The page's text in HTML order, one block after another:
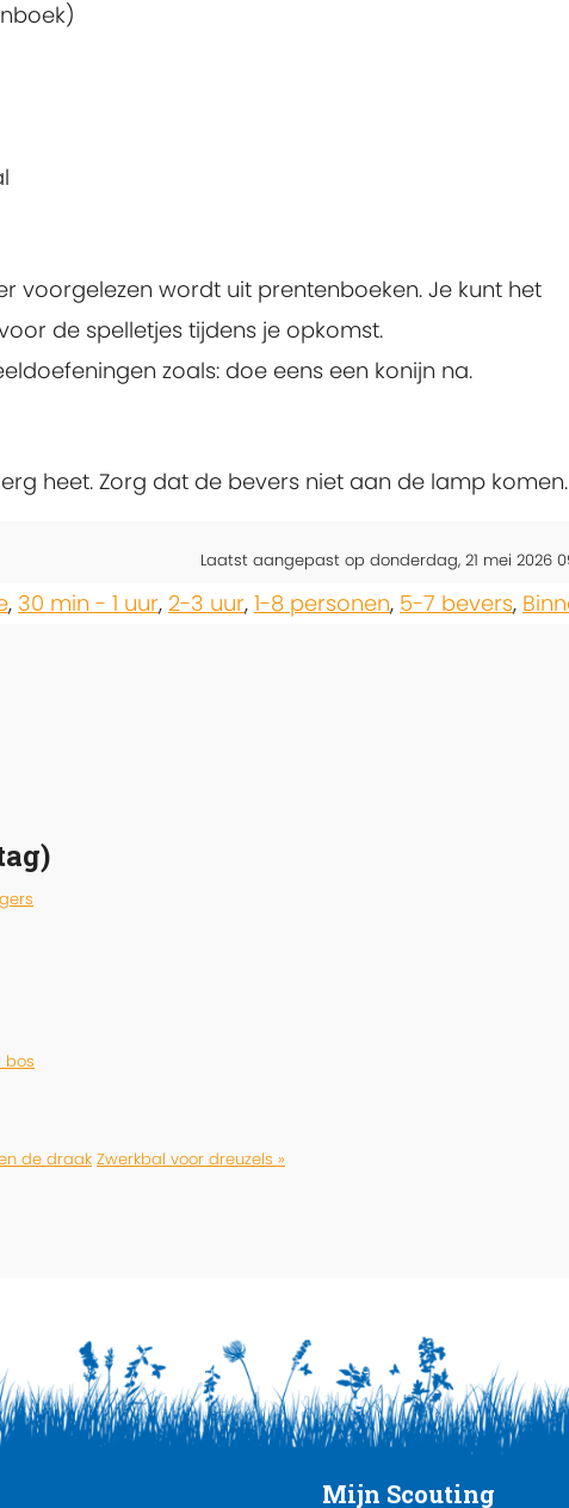
voorgelezen wordt uit prentenboeken. Je kunt het
de spelletjes tijdens je opkomst.
zoals: doe eens een konijn na.
heet. Zorg dat de bevers niet aan de lamp komen.
Laatst aangepast op donderdag, 21 mei 2026
, 30 min - 1 uur, 2-3 uur, 1-8 personen, 5-7 bevers,
bos
de draak Zwerkbal voor dreuzels »
Mijn Scouting